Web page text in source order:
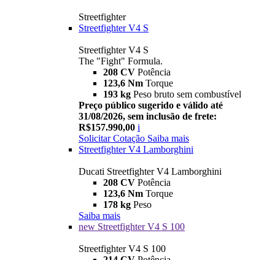
Streetfighter
Streetfighter V4 S
Streetfighter V4 S
The "Fight" Formula.
208 CV Potência
123,6 Nm Torque
193 kg Peso bruto sem combustível
Preço público sugerido e válido até
31/08/2026, sem inclusão de frete:
R$157.990,00 i
Solicitar Cotação Saiba mais
Streetfighter V4 Lamborghini
Ducati Streetfighter V4 Lamborghini
208 CV Potência
123,6 Nm Torque
178 kg Peso
Saiba mais
new Streetfighter V4 S 100
Streetfighter V4 S 100